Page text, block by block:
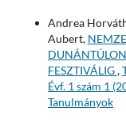
Andrea
Aubert,
FESZTIVÁLIG,
Évf. 1 szám 1
Tanulmányok